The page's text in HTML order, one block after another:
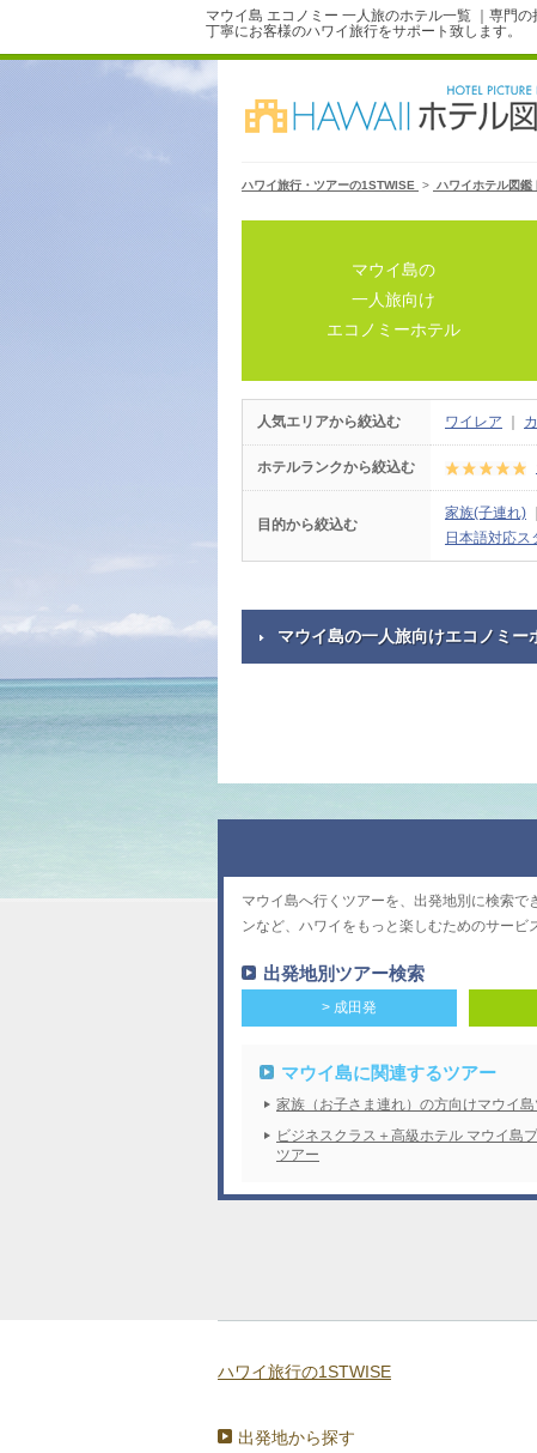
マウイ島 エコノミー 一人旅のホテル一覧 ｜専門の
丁寧にお客様のハワイ旅行をサポート致します。
ハワイ旅行・ツアーの1STWISE > ハワイホテル図鑑
マウイ島の
一人旅向け
エコノミーホテル
人気エリアから絞込む ワイレア
ホテルランクから絞込む
目的から絞込む
家族(子連れ)
日本語対応ス
マウイ島の一人旅向けエコノミー
マウイ島へ行くツアーを、出発地別に検索
ンなど、ハワイをもっと楽しむためのサービ
出発地別ツアー検索
> 成田発
マウイ島に関連するツアー
家族（お子さま連れ）の方向けマウイ島
ビジネスクラス＋高級ホテル マウイ島
ツアー
ハワイ旅行の1STWISE
出発地から探す